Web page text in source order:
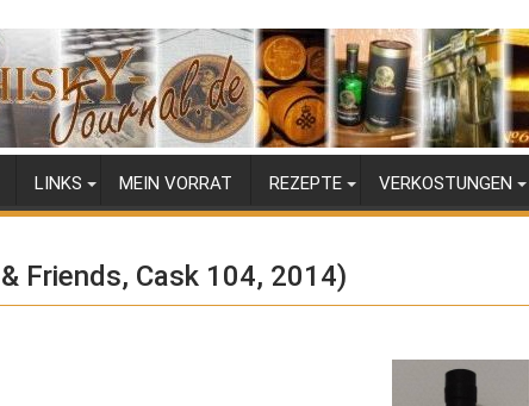
LINKS MEIN VORRAT REZEPTE VERKOSTUNGEN
Friends, Cask 104, 2014)